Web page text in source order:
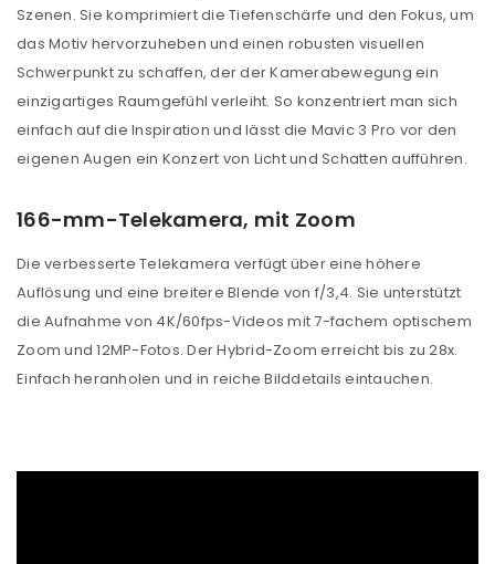
Szenen. Sie komprimiert die Tiefenschärfe und den Fokus, um
das Motiv hervorzuheben und einen robusten visuellen
Schwerpunkt zu schaffen, der der Kamerabewegung ein
einzigartiges Raumgefühl verleiht. So konzentriert man sich
einfach auf die Inspiration und lässt die Mavic 3 Pro vor den
eigenen Augen ein Konzert von Licht und Schatten aufführen.
166-mm-Telekamera, mit Zoom
Die verbesserte Telekamera verfügt über eine höhere
Auflösung und eine breitere Blende von f/3,4. Sie unterstützt
die Aufnahme von 4K/60fps-Videos mit 7-fachem optischem
Zoom und 12MP-Fotos. Der Hybrid-Zoom erreicht bis zu 28x.
Einfach heranholen und in reiche Bilddetails eintauchen.